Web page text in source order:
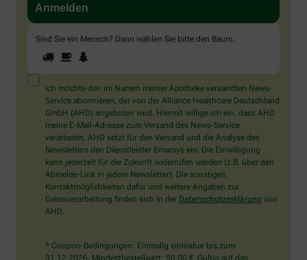
Sind Sie ein Mensch? Dann wählen Sie bitte den Baum.
Sind
Sie
ein
Mensch?
Dann
wählen
Sie
bitte
den
Baum.
1 2
Ich möchte den im Namen meiner Apotheke versandten News-
Service abonnieren, der von der Alliance Healthcare Deutschland
GmbH (AHD) angeboten wird. Hiermit willige ich ein, dass AHD
meine E-Mail-Adresse zum Versand des News-Service
verarbeitet. AHD setzt für den Versand und die Analyse des
Newsletters den Dienstleister Emarsys ein. Die Einwilligung
kann jederzeit für die Zukunft widerrufen werden (z.B. über den
Abmelde-Link in jedem Newsletter). Die sonstigen
Kontaktmöglichkeiten dafür und weitere Angaben zur
Datenverarbeitung finden sich in der Datenschutzerklärung von
AHD.
* Coupon-Bedingungen: Einmalig einlösbar bis zum
31.12.2026. Mindestbestellwert: 50,00 €. Gültig auf das